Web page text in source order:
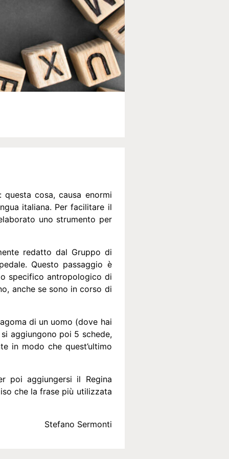
cosa, causa enormi
italiana. Per facilitare il
uno strumento per
redatto dal Gruppo di
Questo passaggio è
specifico antropologico di
anche se sono in corso di
di un uomo (dove hai
aggiungono poi 5 schede,
in modo che quest’ultimo
poi aggiungersi il Regina
che la frase più utilizzata
Stefano Sermonti